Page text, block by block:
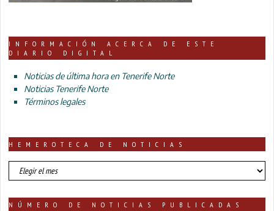
INFORMACIÓN ACERCA DE ESTE
DIARIO DIGITAL
Noticias de última hora en Tenerife Norte
Noticias Tenerife Norte
Términos legales
HEMEROTECA DE NOTICIAS
HEMEROTECA
DE
NÚMERO DE NOTICIAS PUBLICADAS